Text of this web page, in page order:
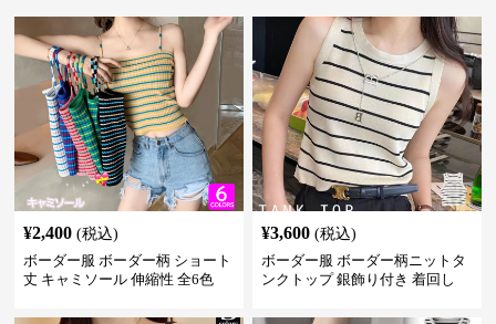
¥2,400 (税込)
ボーダー服 ボーダー柄 ショート
丈 キャミソール 伸縮性 全6色
¥3,600 (税込)
ボーダー服 ボーダー柄ニットタ
ンクトップ 銀飾り付き 着回し